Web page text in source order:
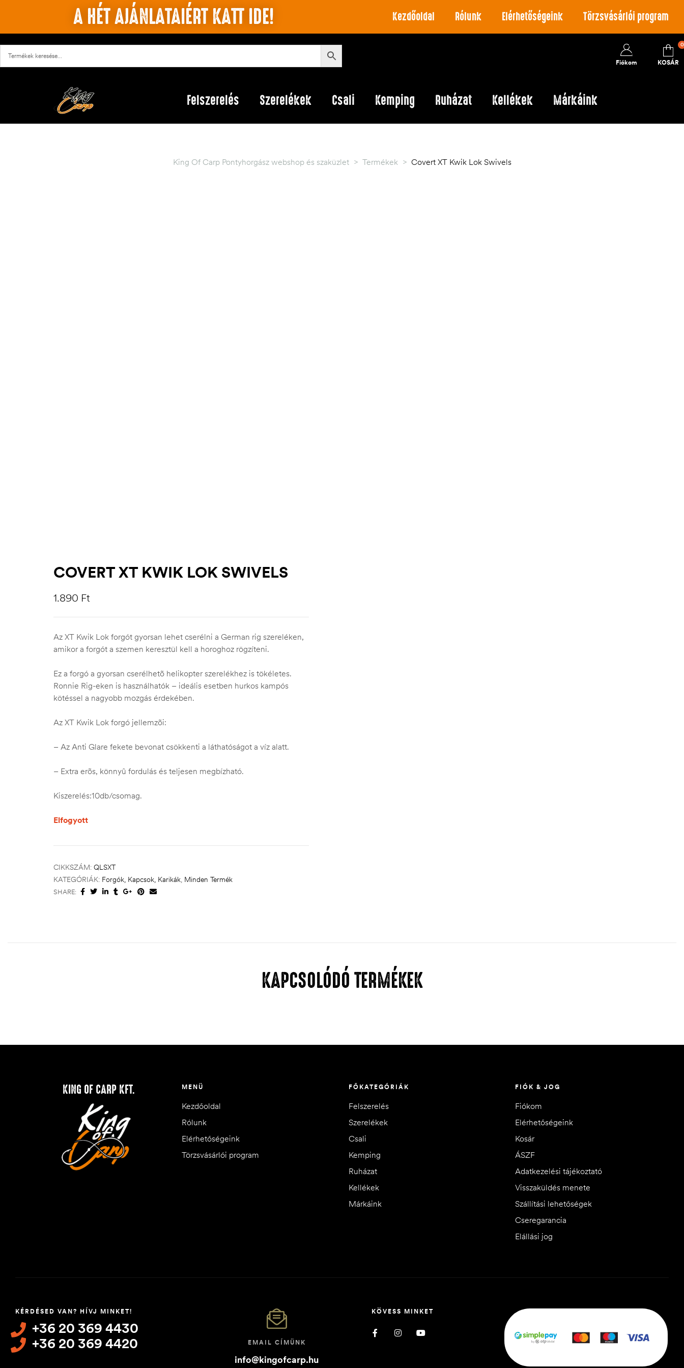
A HÉT AJÁNLATAIÉRT KATT IDE! Kezdőoldal Rólunk Elérhetőségeink Törzsvásárlói program
Fiókom KOSÁR
0
Felszerelés Szerelékek Csali Kemping Ruházat Kellékek Márkáink
King Of Carp Pontyhorgász webshop és szaküzlet > Termékek > Covert XT Kwik Lok Swivels
COVERT XT KWIK LOK SWIVELS
1.890 Ft
Az XT Kwik Lok forgót gyorsan lehet cserélni a German rig szereléken,
amikor a forgót a szemen keresztül kell a horoghoz rögzíteni.
Ez a forgó a gyorsan cserélhetõ helikopter szerelékhez is tökéletes.
Ronnie Rig-eken is használhatók – ideális esetben hurkos kampós
kötéssel a nagyobb mozgás érdekében.
Az XT Kwik Lok forgó jellemzõi:
– Az Anti Glare fekete bevonat csökkenti a láthatóságot a víz alatt.
– Extra erõs, könnyû fordulás és teljesen megbízható.
Kiszerelés:10db/csomag.
Elfogyott
CIKKSZÁM: QLSXT
KATEGÓRIÁK: Forgók, Kapcsok, Karikák, Minden Termék
SHARE:
KAPCSOLÓDÓ TERMÉKEK
KING OF CARP KFT. MENÜ
Kezdőoldal
Rólunk
Elérhetőségeink
Törzsvásárlói program
FŐKATEGÓRIÁK
Felszerelés
Szerelékek
Csali
Kemping
Ruházat
Kellékek
Márkáink
FIÓK & JOG
Fiókom
Elérhetőségeink
Kosár
ÁSZF
Adatkezelési tájékoztató
Visszaküldés menete
Szállítási lehetőségek
Cseregarancia
Elállási jog
KÉRDÉSED VAN? HÍVJ MINKET!
+36 20 369 4430
+36 20 369 4420
EMAIL CÍMÜNK
info@kingofcarp.hu
KÖVESS MINKET